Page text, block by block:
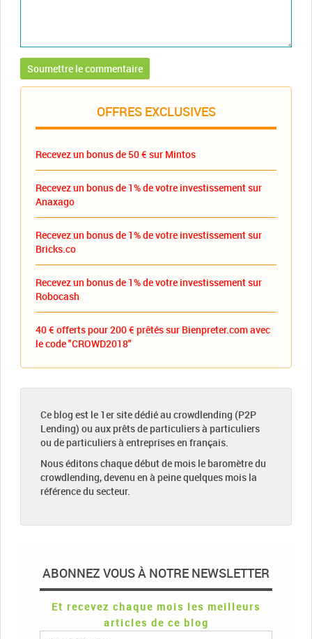
OFFRES EXCLUSIVES
Recevez un bonus de 50 € sur Mintos
Recevez un bonus de 1% de votre investissement sur
Anaxago
Recevez un bonus de 1% de votre investissement sur
Bricks.co
Recevez un bonus de 1% de votre investissement sur
Robocash
40 € offerts pour 200 € prêtés sur Bienpreter.com avec
le code "CROWD2018"
Ce blog est le 1er site dédié au crowdlending (P2P
Lending) ou aux prêts de particuliers à particuliers
ou de particuliers à entreprises en français.
Nous éditons chaque début de mois le baromètre du
crowdlending, devenu en à peine quelques mois la
référence du secteur.
ABONNEZ VOUS À NOTRE NEWSLETTER
Et recevez chaque mois les meilleurs
articles de ce blog